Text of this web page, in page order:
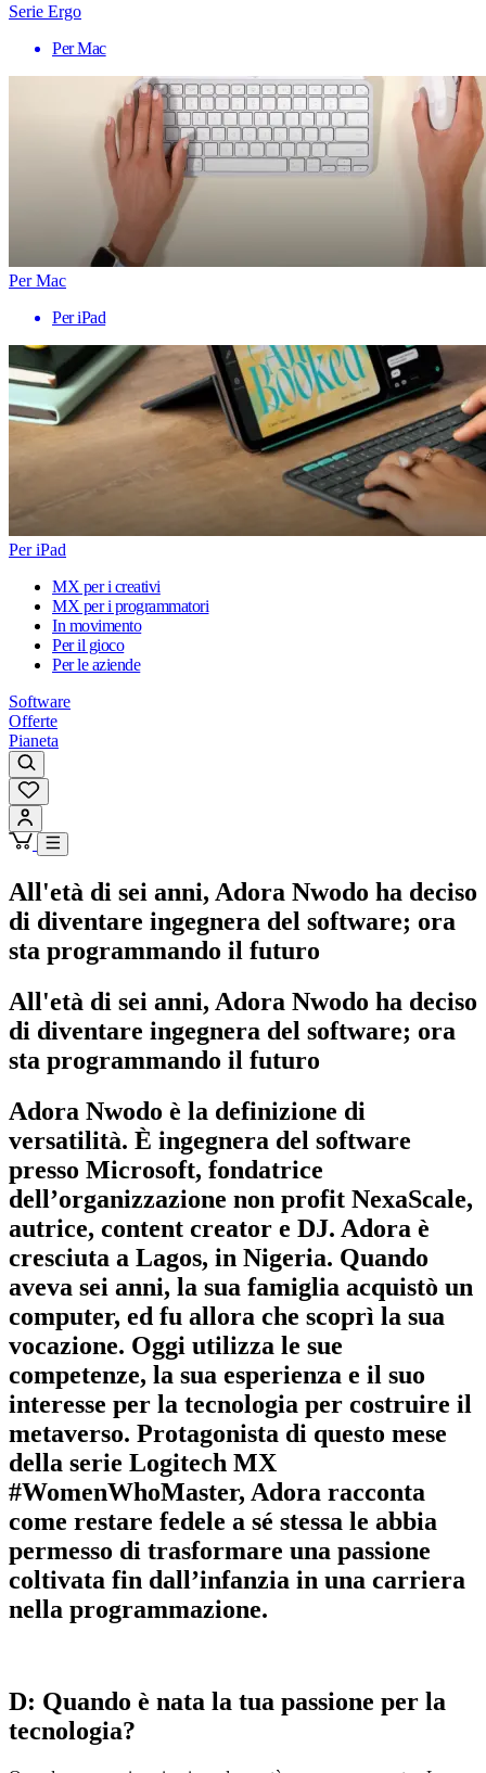
Serie Ergo
Per Mac
Per Mac
Per iPad
Per iPad
MX per i creativi
MX per i programmatori
In movimento
Per il gioco
Per le aziende
Software
Offerte
Pianeta
All'età di sei anni, Adora Nwodo ha deciso
di diventare ingegnera del software; ora
sta programmando il futuro
All'età di sei anni, Adora Nwodo ha deciso
di diventare ingegnera del software; ora
sta programmando il futuro
Adora Nwodo è la definizione di
versatilità. È ingegnera del software
presso Microsoft, fondatrice
dell’organizzazione non profit NexaScale,
autrice, content creator e DJ. Adora è
cresciuta a Lagos, in Nigeria. Quando
aveva sei anni, la sua famiglia acquistò un
computer, ed fu allora che scoprì la sua
vocazione. Oggi utilizza le sue
competenze, la sua esperienza e il suo
interesse per la tecnologia per costruire il
metaverso. Protagonista di questo mese
della serie Logitech MX
#WomenWhoMaster, Adora racconta
come restare fedele a sé stessa le abbia
permesso di trasformare una passione
coltivata fin dall’infanzia in una carriera
nella programmazione.
D: Quando è nata la tua passione per la
tecnologia?